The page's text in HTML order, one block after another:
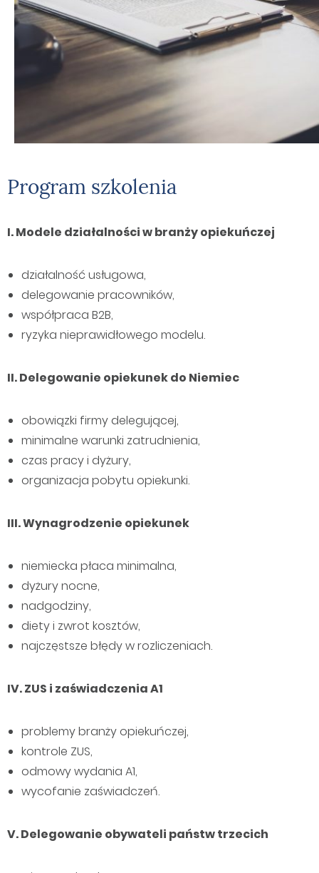
Program szkolenia
I. Modele działalności w branży opiekuńczej
działalność usługowa,
delegowanie pracowników,
współpraca B2B,
ryzyka nieprawidłowego modelu.
II. Delegowanie opiekunek do Niemiec
obowiązki firmy delegującej,
minimalne warunki zatrudnienia,
czas pracy i dyżury,
organizacja pobytu opiekunki.
III. Wynagrodzenie opiekunek
niemiecka płaca minimalna,
dyżury nocne,
nadgodziny,
diety i zwrot kosztów,
najczęstsze błędy w rozliczeniach.
IV. ZUS i zaświadczenia A1
problemy branży opiekuńczej,
kontrole ZUS,
odmowy wydania A1,
wycofanie zaświadczeń.
V. Delegowanie obywateli państw trzecich